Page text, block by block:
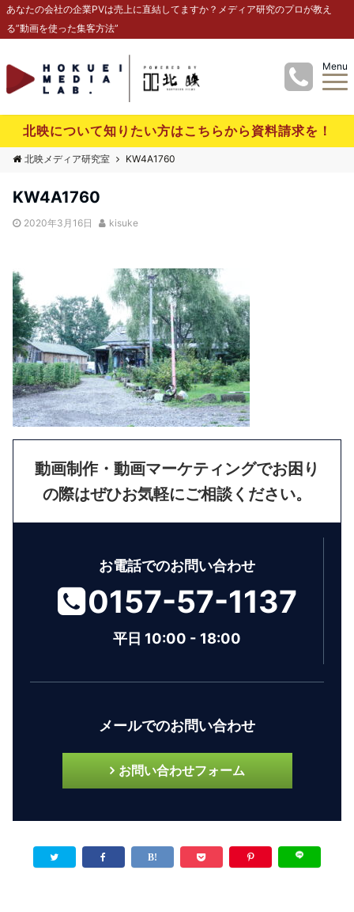
あなたの会社の企業PVは売上に直結してますか？メディア研究のプロが教え
る”動画を使った集客方法”
Menu
北映について知りたい方はこちらから資料請求を！
北映メディア研究室 KW4A1760
KW4A1760
2020年3月16日 kisuke
動画制作・動画マーケティングでお困り
の際はぜひお気軽にご相談ください。
お電話でのお問い合わせ
0157-57-1137
平日 10:00 - 18:00
メールでのお問い合わせ
お問い合わせフォーム